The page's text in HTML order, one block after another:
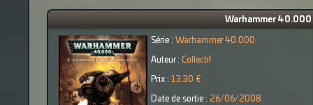
Warhammer 40.000
Série : Warhammer 40.000
Auteur : Collectif
Prix : 13.30 €
Date de sortie : 26/06/2008